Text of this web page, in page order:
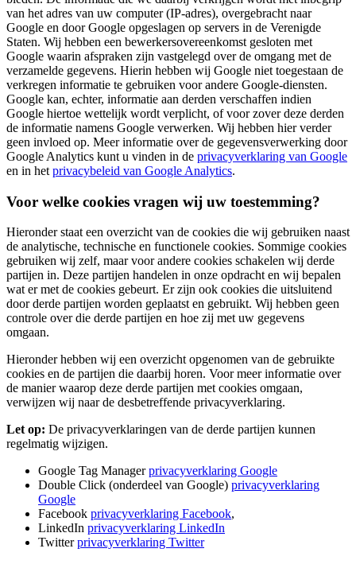
van het adres van uw computer (IP-adres), overgebracht naar
Google en door Google opgeslagen op servers in de Verenigde
Staten. Wij hebben een bewerkersovereenkomst gesloten met
Google waarin afspraken zijn vastgelegd over de omgang met de
verzamelde gegevens. Hierin hebben wij Google niet toegestaan de
verkregen informatie te gebruiken voor andere Google-diensten.
Google kan, echter, informatie aan derden verschaffen indien
Google hiertoe wettelijk wordt verplicht, of voor zover deze derden
de informatie namens Google verwerken. Wij hebben hier verder
geen invloed op. Meer informatie over de gegevensverwerking door
Google Analytics kunt u vinden in de privacyverklaring van Google
en in het privacybeleid van Google Analytics.
Voor welke cookies vragen wij uw toestemming?
Hieronder staat een overzicht van de cookies die wij gebruiken naast
de analytische, technische en functionele cookies. Sommige cookies
gebruiken wij zelf, maar voor andere cookies schakelen wij derde
partijen in. Deze partijen handelen in onze opdracht en wij bepalen
wat er met de cookies gebeurt. Er zijn ook cookies die uitsluitend
door derde partijen worden geplaatst en gebruikt. Wij hebben geen
controle over die derde partijen en hoe zij met uw gegevens
omgaan.
Hieronder hebben wij een overzicht opgenomen van de gebruikte
cookies en de partijen die daarbij horen. Voor meer informatie over
de manier waarop deze derde partijen met cookies omgaan,
verwijzen wij naar de desbetreffende privacyverklaring.
Let op: De privacyverklaringen van de derde partijen kunnen
regelmatig wijzigen.
Google Tag Managerprivacyverklaring Google
Double Click (onderdeel van Google) privacyverklaring
Google
Facebook privacyverklaring Facebook,
LinkedIn privacyverklaring LinkedIn
Twitterprivacyverklaring Twitter